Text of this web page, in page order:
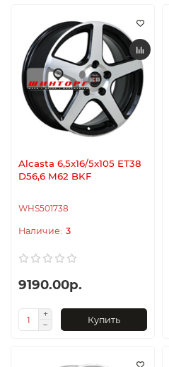
Alcasta 6,5x16/5x105 ET38
D56,6 M62 BKF
WHS501738
3
9190.00р.
Купить